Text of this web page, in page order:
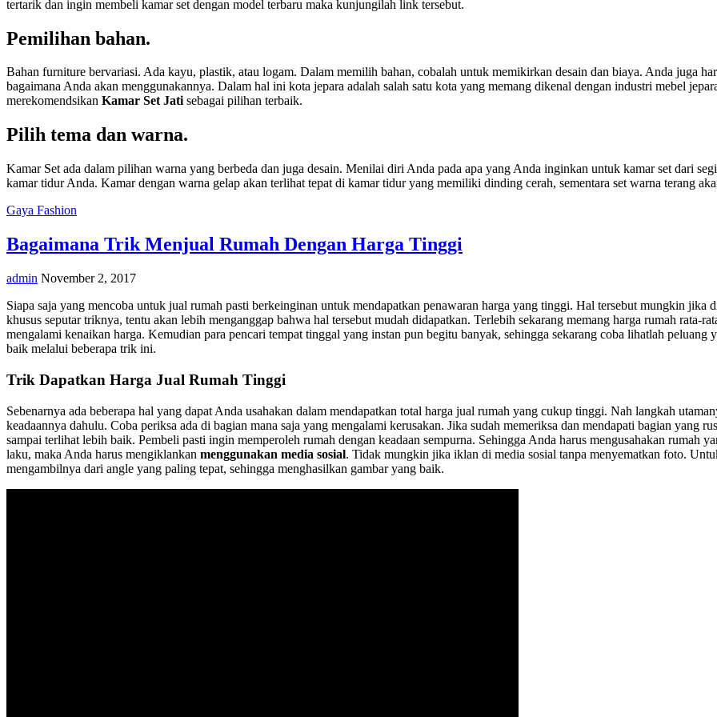
tertarik dan ingin membeli kamar set dengan model terbaru maka kunjungilah link tersebut.
Pemilihan bahan.
Bahan furniture bervariasi. Ada kayu, plastik, atau logam. Dalam memilih bahan, cobalah untuk memikirkan desain dan biaya. Anda juga
bagaimana Anda akan menggunakannya. Dalam hal ini kota jepara adalah salah satu kota yang memang dikenal dengan industri mebel
merekomendsikan Kamar Set Jatisebagai pilihan terbaik.
Pilih tema dan warna.
Kamar Set ada dalam pilihan warna yang berbeda dan juga desain. Menilai diri Anda pada apa yang Anda inginkan untuk kamar set dari
kamar tidur Anda. Kamar dengan warna gelap akan terlihat tepat di kamar tidur yang memiliki dinding cerah, sementara set warna terang
Gaya Fashion
Bagaimana Trik Menjual Rumah Dengan Harga Tinggi
admin November 2, 2017
Siapa saja yang mencoba untuk jual rumah pasti berkeinginan untuk mendapatkan penawaran harga yang tinggi. Hal tersebut mungkin jika
khusus seputar triknya, tentu akan lebih menganggap bahwa hal tersebut mudah didapatkan. Terlebih sekarang memang harga rumah rata-
mengalami kenaikan harga. Kemudian para pencari tempat tinggal yang instan pun begitu banyak, sehingga sekarang coba lihatlah peluang
baik melalui beberapa trik ini.
Trik Dapatkan Harga Jual Rumah Tinggi
Sebenarnya ada beberapa hal yang dapat Anda usahakan dalam mendapatkan total harga jual rumah yang cukup tinggi. Nah langkah
keadaannya dahulu. Coba periksa ada di bagian mana saja yang mengalami kerusakan. Jika sudah memeriksa dan mendapati bagian yang
sampai terlihat lebih baik. Pembeli pasti ingin memperoleh rumah dengan keadaan sempurna. Sehingga Anda harus mengusahakan rumah
laku, maka Anda harus mengiklankan menggunakan media sosial. Tidak mungkin jika iklan di media sosial tanpa menyematkan foto.
mengambilnya dari angle yang paling tepat, sehingga menghasilkan gambar yang baik.